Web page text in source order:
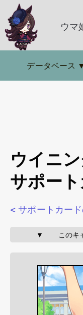
ウマ
データベース
ウイニ
サポー
< サポートカー
▼       このキ